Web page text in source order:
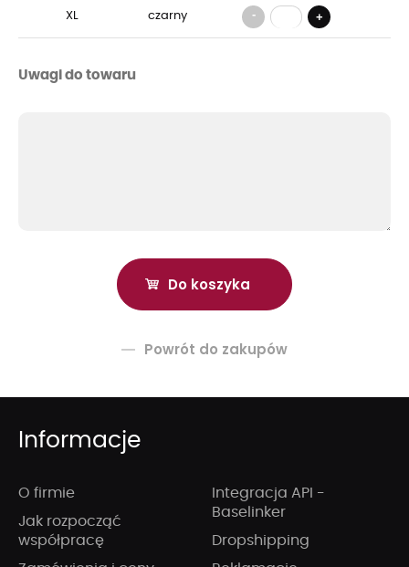
XL czarny - +
Uwagi do towaru
Powrót do zakupów
Informacje
O firmie
Jak rozpocząć
współpracę
Integracja API -
Baselinker
Dropshipping